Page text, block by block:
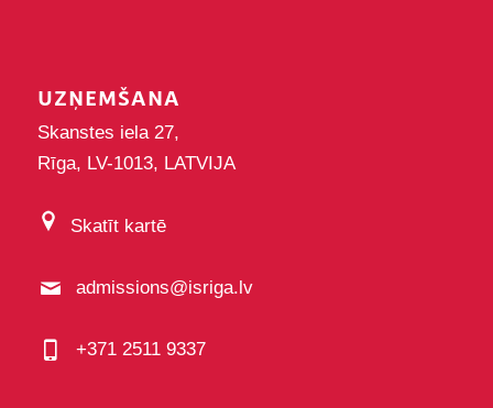
UZŅEMŠANA
Skanstes iela 27,
Rīga, LV-1013, LATVIJA
Skatīt kartē
admissions@isriga.lv
+371 2511 9337